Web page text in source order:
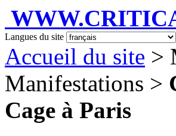
Langues du site
Accueil du site >
Manifestations >
Cage à Paris